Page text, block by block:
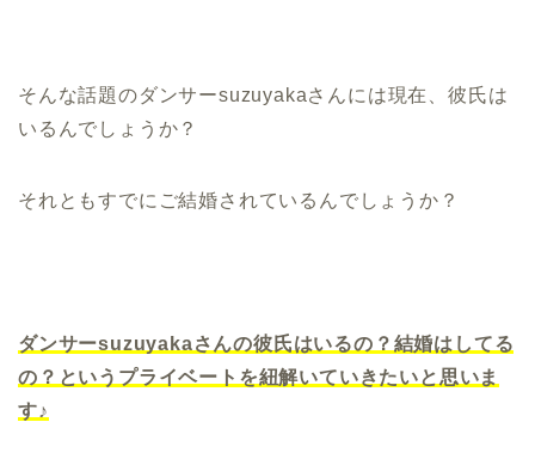
そんな話題のダンサーsuzuyakaさんには現在、彼氏は
いるんでしょうか？
それともすでにご結婚されているんでしょうか？
ダンサーsuzuyakaさんの彼氏はいるの？結婚はしてる
の？というプライベートを紐解いていきたいと思いま
す♪